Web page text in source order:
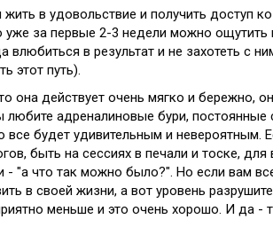
в удовольствие и получить доступ
за первые 2-3 недели можно ощутить
в результат и не захотеть с
этот путь).
она действует очень мягко и бережно,
любите адреналиновые бури, постоянные
все будет удивительным и невероятным.
быть на сессиях в печали и тоске, для
"а что так можно было?". Но если вам
в своей жизни, а вот уровень
меньше и это очень хорошо. И да -